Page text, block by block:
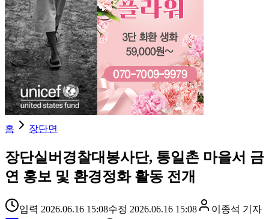
홈 장단면
장단실버경찰대봉사단, 통일촌 마을서 금
연 홍보 및 환경정화 활동 전개
입력 2026.06.16 15:08수정 2026.06.16 15:08 이종석 기자